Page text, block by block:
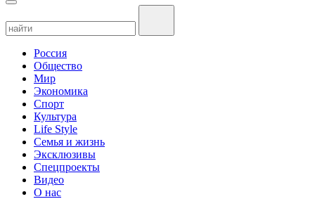
Россия
Общество
Мир
Экономика
Спорт
Культура
Life Style
Семья и жизнь
Эксклюзивы
Спецпроекты
Видео
О нас